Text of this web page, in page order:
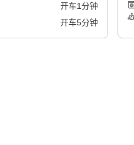
开车1分钟
开车5分钟